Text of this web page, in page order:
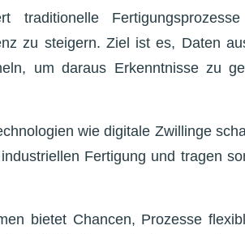
traditionelle
zu steigern. Ziel ist es, Daten
um daraus Erkenntnisse zu
wie digitale Zwillinge
Fertigung und tragen
bietet Chancen, Prozesse